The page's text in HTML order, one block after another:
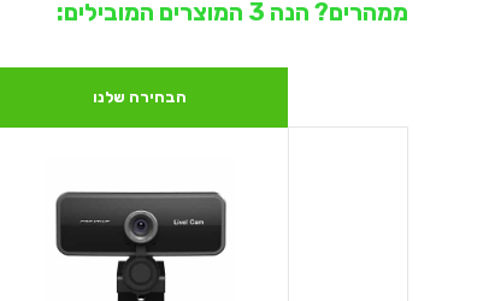
ממהרים? הנה 3 המוצרים המובילים:
הבחירה שלנו